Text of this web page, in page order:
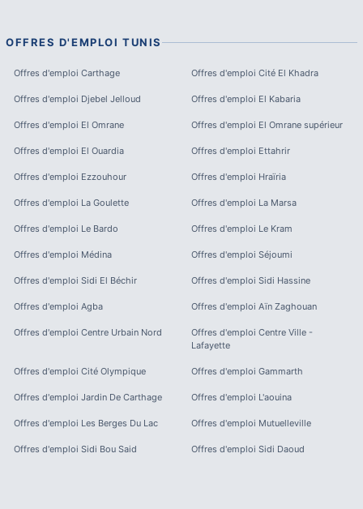
OFFRES D'EMPLOI TUNIS
Offres d'emploi Carthage Offres d'emploi Cité El Khadra
Offres d'emploi Djebel Jelloud Offres d'emploi El Kabaria
Offres d'emploi El Omrane Offres d'emploi El Omrane supérieur
Offres d'emploi El Ouardia Offres d'emploi Ettahrir
Offres d'emploi Ezzouhour Offres d'emploi Hraïria
Offres d'emploi La Goulette Offres d'emploi La Marsa
Offres d'emploi Le Bardo Offres d'emploi Le Kram
Offres d'emploi Médina Offres d'emploi Séjoumi
Offres d'emploi Sidi El Béchir Offres d'emploi Sidi Hassine
Offres d'emploi Agba Offres d'emploi Aïn Zaghouan
Offres d'emploi Centre Urbain Nord Offres d'emploi Centre Ville -
Lafayette
Offres d'emploi Cité Olympique Offres d'emploi Gammarth
Offres d'emploi Jardin De Carthage Offres d'emploi L'aouina
Offres d'emploi Les Berges Du Lac Offres d'emploi Mutuelleville
Offres d'emploi Sidi Bou Said Offres d'emploi Sidi Daoud